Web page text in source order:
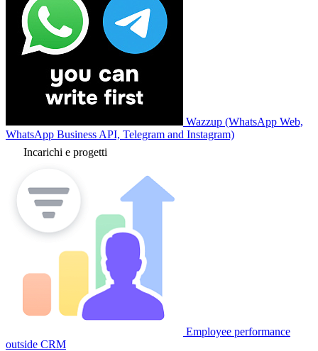
Wazzup (WhatsApp Web,
WhatsApp Business API, Telegram and Instagram)
Incarichi e progetti
Employee performance
outside CRM